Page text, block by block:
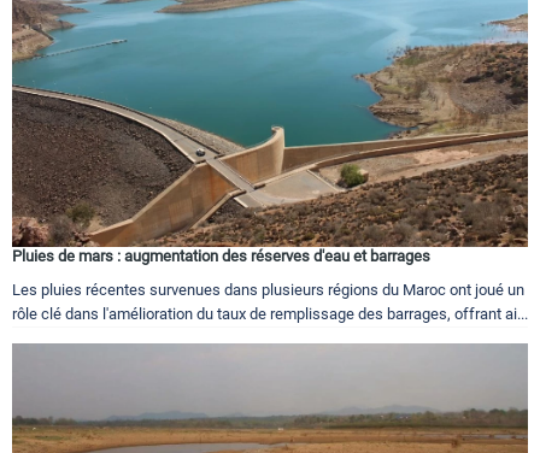
Pluies de mars : augmentation des réserves d'eau et barrages
Les pluies récentes survenues dans plusieurs régions du Maroc ont joué un
rôle clé dans l'amélioration du taux de remplissage des barrages, offrant ai...